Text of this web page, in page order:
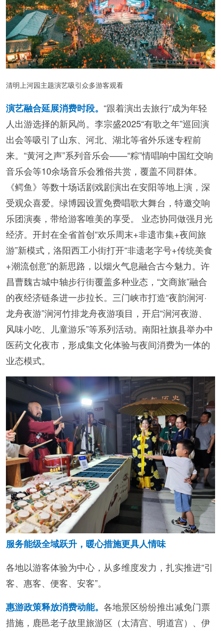
清明上河园主题演艺吸引众多游客观看
演艺融合延展消费时段。 “跟着演出去旅行”成为年轻
人出游选择的新风尚。李宗盛2025“有歌之年”巡回演
出会等吸引了山东、河北、湖北等省外乐迷专程前
来。“黄河之声”系列音乐会——“粽”情唱响中国红交响
音乐会等10余场音乐会雅俗共赏，覆盖不同群体。
《鳄鱼》等数十场话剧戏剧演出在安阳等地上演，深
受观众喜爱。绿博园设置免费唱歌大舞台，特邀交响
乐团演奏，带给游客唯美的享受。 业态协同做强月光
经济。开封在全省首创“欢乐周末+非遗市集+夜间旅
游”新模式，洛阳西工小街打开“非遗老字号+传统美食
+潮流创意”的新思路，以烟火气息融合古今魅力。许
昌曹魏古城中轴步行街覆盖多种业态，“文商旅”融合
的夜经济链条进一步拉长。三门峡市打造“夜韵涧河·
龙舟夜游”涧河竹排龙舟夜游项目，开启“涧河夜游、
风味小吃、儿童游乐”等系列活动。南阳社旗县举办中
医药文化夜市，形成集文化体验与夜间消费为一体的
业态模式。
服务能级全域跃升，暖心措施更具人情味
各地以游客体验为中心，从多维度发力，扎实推进“引
客、惠客、便客、安客”。
惠游政策释放消费动能。 各地景区纷纷推出减免门票
措施，鹿邑老子故里旅游区（太清宫、明道宫）、伊